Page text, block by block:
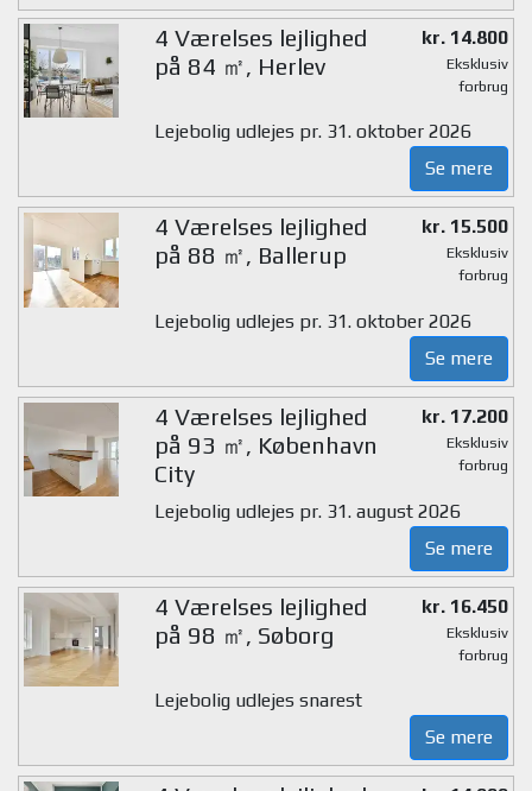
4 Værelses lejlighed
på 84 ㎡, Herlev
kr. 14.800
Eksklusiv
forbrug
Lejebolig udlejes pr. 31. oktober 2026
Se mere
4 Værelses lejlighed
på 88 ㎡, Ballerup
kr. 15.500
Eksklusiv
forbrug
Lejebolig udlejes pr. 31. oktober 2026
Se mere
4 Værelses lejlighed
på 93 ㎡, København
City
kr. 17.200
Eksklusiv
forbrug
Lejebolig udlejes pr. 31. august 2026
Se mere
4 Værelses lejlighed
på 98 ㎡, Søborg
kr. 16.450
Eksklusiv
forbrug
Lejebolig udlejes snarest
Se mere